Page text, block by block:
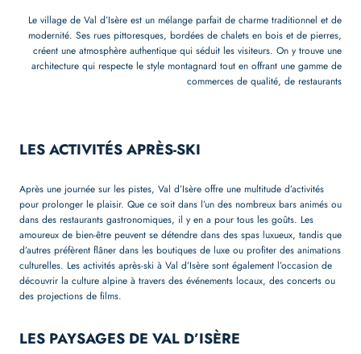
Le village de Val d’Isère est un mélange parfait de charme traditionnel et de
modernité. Ses rues pittoresques, bordées de chalets en bois et de pierres,
créent une atmosphère authentique qui séduit les visiteurs. On y trouve une
architecture qui respecte le style montagnard tout en offrant une gamme de
commerces de qualité, de restaurants
LES ACTIVITÉS APRÈS-SKI
Après une journée sur les pistes, Val d’Isère offre une multitude d’activités
pour prolonger le plaisir. Que ce soit dans l’un des nombreux bars animés ou
dans des restaurants gastronomiques, il y en a pour tous les goûts. Les
amoureux de bien-être peuvent se détendre dans des spas luxueux, tandis que
d’autres préfèrent flâner dans les boutiques de luxe ou profiter des animations
culturelles. Les activités après-ski à Val d’Isère sont également l’occasion de
découvrir la culture alpine à travers des événements locaux, des concerts ou
des projections de films.
LES PAYSAGES DE VAL D’ISÈRE